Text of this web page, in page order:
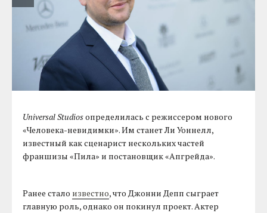
Universal Studiosопределилась с режиссером нового
«Человека-невидимки». Им станет Ли Уоннелл,
известный как сценарист нескольких частей
франшизы «Пила» и постановщик «Апгрейда».
Ранее стало известно, что Джонни Депп сыграет
главную роль, однако он покинул проект. Актер